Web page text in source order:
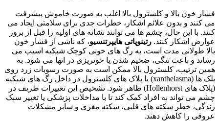
فشار خون بالا و کلسترول بالا اغلب به صورت خاموش پیشرفت
می کنند و بدون علائم اشکار، خطرات جدی برای سلامتی ایجاد می
کنند. با این حال، چشم ها می توانند نشانه های اولیه را قبل از بروز
عوارض اشکار کنند. رتینوپاتی هایپرتنسیو، که ناشی از فشار خون
بالا طولانی مدت است، به رگ های خونی کوچک شبکیه اسیب می
رساند و باعث تنگی، ضخیم شدن یا خونریزی در انها می شود. به
همین ترتیب، کلسترول بالا ممکن است به صورت رسوبات زرد روی
پلک ها (xanthelasma) یا پلاک های کلسترول در داخل رگ های شبکیه
(پلاک های Hollenhorst) ظاهر شود. تشخیص این تغییرات ظریف در
چشم می تواند به افراد کمک کند تا با مداخلات پزشکی یا تغییر سبک
زندگی، خطر سکته های قلبی، سکته مغزی و سایر مشکلات
عروقی را کاهش دهند.